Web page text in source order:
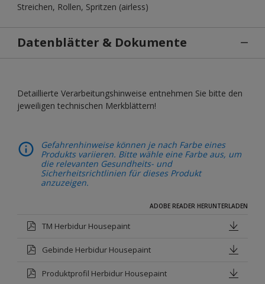
Streichen, Rollen, Spritzen (airless)
Datenblätter & Dokumente
Detaillierte Verarbeitungshinweise entnehmen Sie bitte den
jeweiligen technischen Merkblättern!
Gefahrenhinweise können je nach Farbe eines
Produkts variieren. Bitte wähle eine Farbe aus, um
die relevanten Gesundheits- und
Sicherheitsrichtlinien für dieses Produkt
anzuzeigen.
ADOBE READER HERUNTERLADEN
TM Herbidur Housepaint
Gebinde Herbidur Housepaint
Produktprofil Herbidur Housepaint